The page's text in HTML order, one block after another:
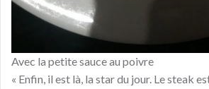
Avec la petite sauce au poivre
« Enfin, il est là, la star du jour. Le steak